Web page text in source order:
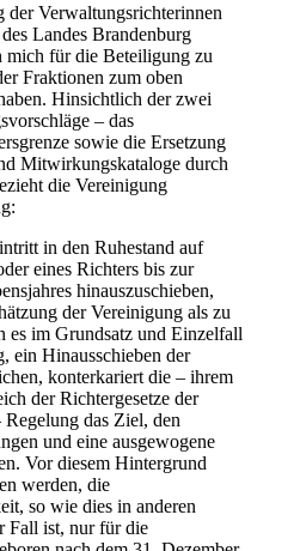
der Verwaltungsrichterinnen
Landes Brandenburg
für die Beteiligung zu
Fraktionen zum oben
Hinsichtlich der zwei
– das
sowie die Ersetzung
Mitwirkungskataloge durch
die Vereinigung
in den Ruhestand auf
eines Richters bis zur
hinauszuschieben,
der Vereinigung als zu
es im Grundsatz und Einzelfall
ein Hinausschieben der
konterkariert die – ihrem
der Richtergesetze der
das Ziel, den
und eine ausgewogene
Vor diesem Hintergrund
werden, die
so wie dies in anderen
Fall ist, nur für die